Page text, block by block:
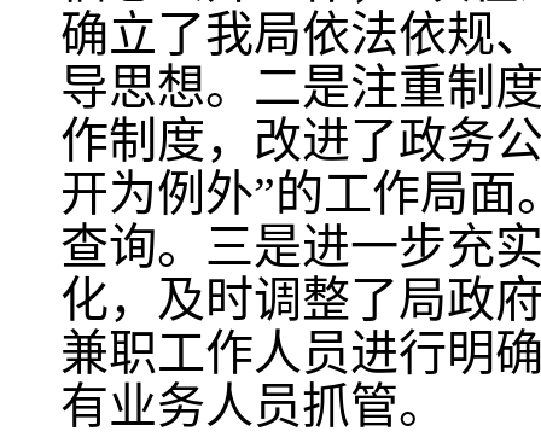
确立了我局依法依规
导思想。二是注重制
作制度，改进了政务
开为例外”的工作局
查询。三是进一步充
化，及时调整了局政
兼职工作人员进行明
有业务人员抓管。